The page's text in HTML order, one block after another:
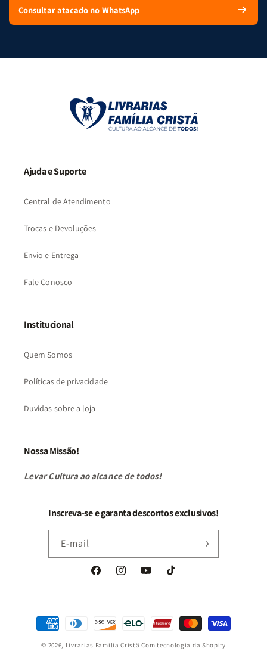
Consultar atacado no WhatsApp
Ajuda e Suporte
Central de Atendimento
Trocas e Devoluções
Envio e Entrega
Fale Conosco
Institucional
Quem Somos
Políticas de privacidade
Duvidas sobre a loja
Nossa Missão!
Levar Cultura ao alcance de todos!
Inscreva-se e garanta descontos exclusivos!
E-mail
FacebookInstagramYouTubeTikTok
Formas
de
pagamento
© 2026, Livrarias Familia Cristã Com tecnologia da Shopify